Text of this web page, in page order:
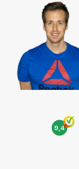
9,4